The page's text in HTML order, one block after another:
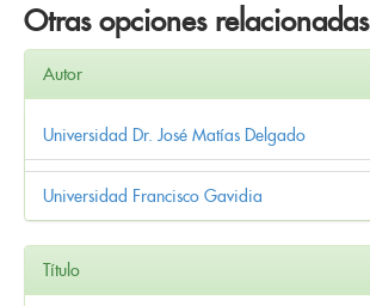
Otras opciones relacionadas
Autor
Universidad Dr. José Matías Delgado
Universidad Francisco Gavidia
Título